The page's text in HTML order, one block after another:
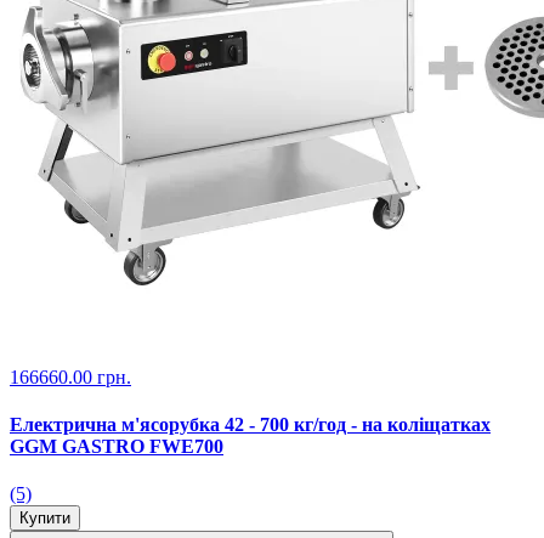
166660.00 грн.
Електрична м'ясорубка 42 - 700 кг/год - на коліщатках
GGM GASTRO FWE700
(5)
Купити